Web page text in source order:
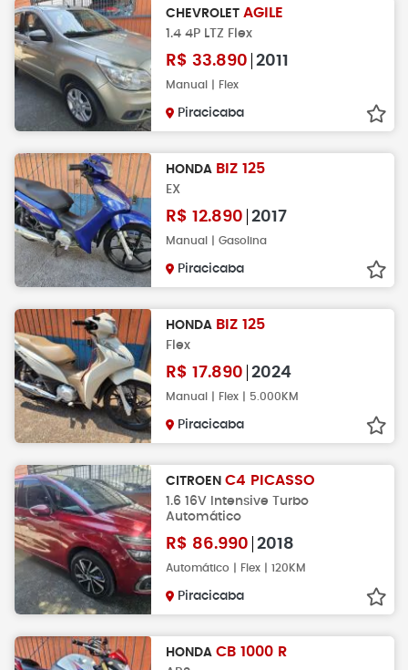
CHEVROLET AGILE
1.4 4P LTZ Flex
R$ 33.890 2011
Manual | Flex
Piracicaba
HONDA BIZ 125
EX
R$ 12.890 2017
Manual | Gasolina
Piracicaba
HONDA BIZ 125
Flex
R$ 17.890 2024
Manual | Flex | 5.000KM
Piracicaba
CITROEN C4 PICASSO
1.6 16V Intensive Turbo
Automático
R$ 86.990 2018
Automático | Flex | 120KM
Piracicaba
HONDA CB 1000 R